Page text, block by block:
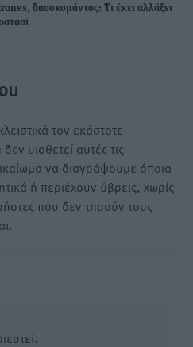
δασοκομάντος: Τι έχει αλλάξει
τον εκάστοτε
υιοθετεί αυτές τις
να διαγράψουμε όποια
ή περιέχουν ύβρεις, χωρίς
που δεν τηρούν τους